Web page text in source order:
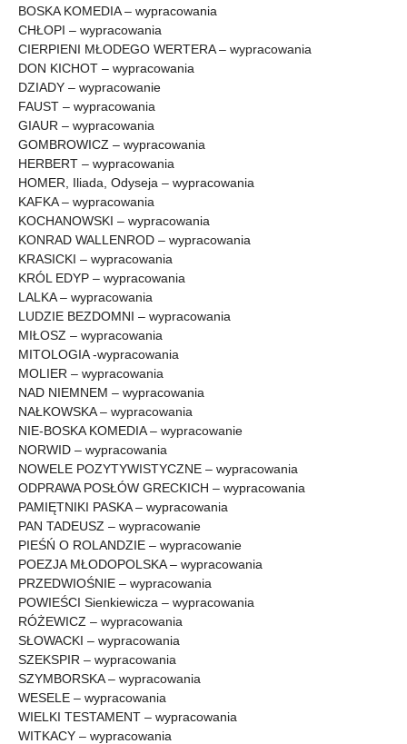
BOSKA KOMEDIA – wypracowania
CHŁOPI – wypracowania
CIERPIENI MŁODEGO WERTERA – wypracowania
DON KICHOT – wypracowania
DZIADY – wypracowanie
FAUST – wypracowania
GIAUR – wypracowania
GOMBROWICZ – wypracowania
HERBERT – wypracowania
HOMER, Iliada, Odyseja – wypracowania
KAFKA – wypracowania
KOCHANOWSKI – wypracowania
KONRAD WALLENROD – wypracowania
KRASICKI – wypracowania
KRÓL EDYP – wypracowania
LALKA – wypracowania
LUDZIE BEZDOMNI – wypracowania
MIŁOSZ – wypracowania
MITOLOGIA -wypracowania
MOLIER – wypracowania
NAD NIEMNEM – wypracowania
NAŁKOWSKA – wypracowania
NIE-BOSKA KOMEDIA – wypracowanie
NORWID – wypracowania
NOWELE POZYTYWISTYCZNE – wypracowania
ODPRAWA POSŁÓW GRECKICH – wypracowania
PAMIĘTNIKI PASKA – wypracowania
PAN TADEUSZ – wypracowanie
PIEŚŃ O ROLANDZIE – wypracowanie
POEZJA MŁODOPOLSKA – wypracowania
PRZEDWIOŚNIE – wypracowania
POWIEŚCI Sienkiewicza – wypracowania
RÓŻEWICZ – wypracowania
SŁOWACKI – wypracowania
SZEKSPIR – wypracowania
SZYMBORSKA – wypracowania
WESELE – wypracowania
WIELKI TESTAMENT – wypracowania
WITKACY – wypracowania